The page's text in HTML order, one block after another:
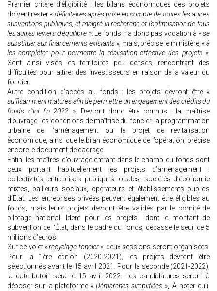
Premier critère d’éligibilité : les bilans économiques des projets
doivent rester « déficitaires après prise en compte de toutes les autres
subventions publiques, et malgré la recherche et l’optimisation de tous
les autres leviers d’équilibre ». Le fonds n’a donc pas vocation à «se
substituer aux financements existants », mais, précise le ministère, «à
les compléter pour permettre la réalisation effective des projets».
Sont ainsi visés les territoires peu denses, rencontrant des
difficultés pour attirer des investisseurs en raison de la valeur du
foncier.
Autre condition d’accès au fonds : les projets devront être «
suffisamment matures afin de permettre un engagement des crédits du
fonds d’ici fin 2022 ». Devront donc être connus : la maîtrise
d’ouvrage, les conditions de maîtrise du foncier, la programmation
urbaine de l’aménagement ou le projet de revitalisation
économique, ainsi que le bilan économique de l’opération, précise
encore le document de cadrage.
Enfin, les maîtres d’ouvrage entrant dans le champ du fonds sont
ceux portant habituellement les projets d’aménagement :
collectivités, entreprises publiques locales, sociétés d’économie
mixtes, bailleurs sociaux, opérateurs et établissements publics
d’Etat. Les entreprises privées peuvent également être éligibles au
fonds, mais leurs projets devront être validés par le comité de
pilotage national. Idem pour les projets dont le montant de
subvention de l’État, dans le cadre du fonds, dépasse le seuil de 5
millions d’euros.
Sur ce volet «recyclage foncier», deux sessions seront organisées.
Pour la 1ère édition (2020-2021), les projets devront être
sélectionnés avant le 15 avril 2021. Pour la seconde (2021-2022),
la date butoir sera le 15 avril 2022. Les candidatures seront à
déposer sur la plateforme « Démarches simplifiées »,. À noter qu’il